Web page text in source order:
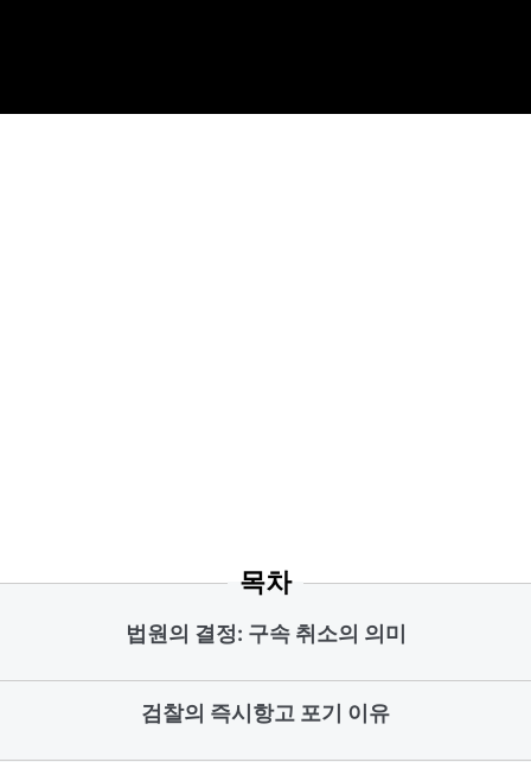
목차
법원의 결정: 구속 취소의 의미
검찰의 즉시항고 포기 이유